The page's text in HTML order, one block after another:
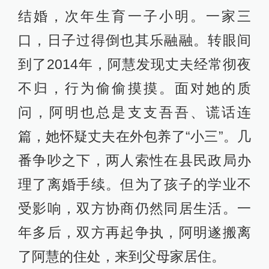
结婚，次年生育一子小明。一家三
口，日子过得倒也其乐融融。转眼间
到了2014年，阿慧发现丈夫经常彻夜
不归，行为偷偷摸摸。面对她的质
问，阿明也总是支支吾吾、谎话连
篇，她怀疑丈夫在外包养了“小三”。几
番争吵之下，两人索性在县民政局办
理了离婚手续。但为了孩子的学业不
受影响，双方协商仍然同居生活。一
年多后，双方再起争执，阿明遂搬离
了阿慧的住处，来到父母家居住。